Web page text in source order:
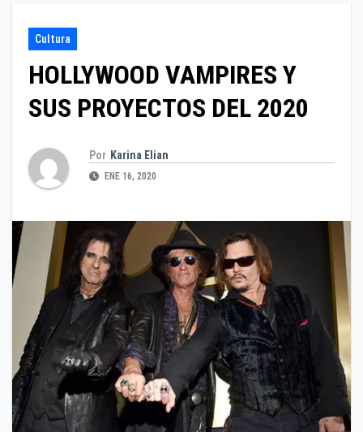
Cultura
HOLLYWOOD VAMPIRES Y
SUS PROYECTOS DEL 2020
Por Karina Elian
ENE 16, 2020